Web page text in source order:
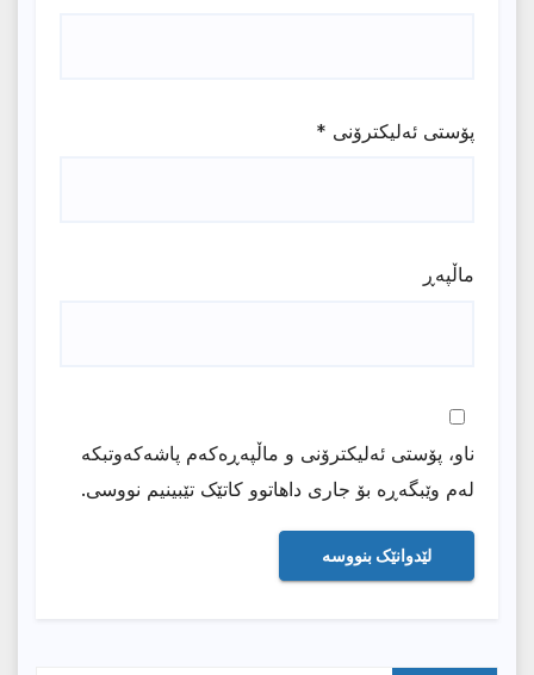
پۆستی ئەلیکترۆنی *
ماڵپه‌ڕ
ناو، پۆستی ئەلیکترۆنی و ماڵپەڕەکەم پاشەکەوتبکە
لەم وێبگەڕە بۆ جاری داهاتوو کاتێک تێبینیم نووسی.